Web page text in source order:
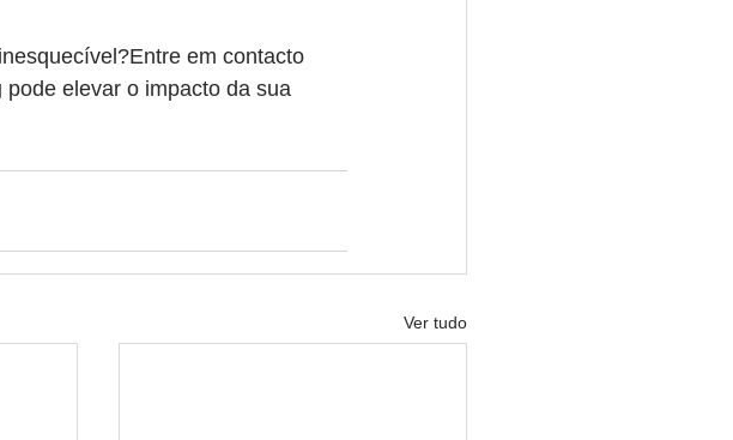
em contacto
pode elevar o impacto da sua
Ver tudo